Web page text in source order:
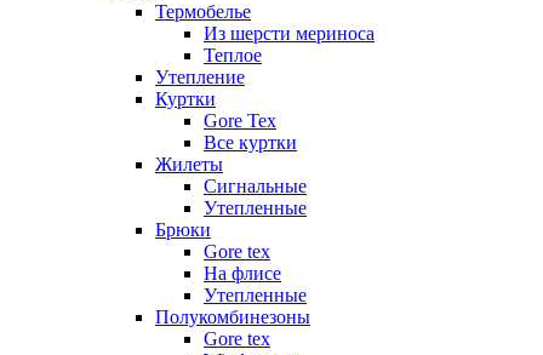
Термобелье
Из шерсти мериноса
Теплое
Утепление
Куртки
Gore Tex
Все куртки
Жилеты
Сигнальные
Утепленные
Брюки
Gore tex
На флисе
Утепленные
Полукомбинезоны
Gore tex